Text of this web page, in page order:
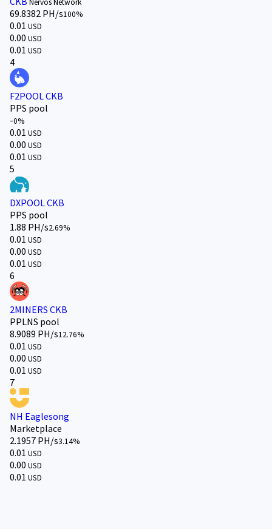
Nervos Network
69.8382 PH/s100%
0.01 USD
0.00 USD
0.01 USD
4
F2POOL CKB
PPS pool
-0%
0.01 USD
0.00 USD
0.01 USD
5
DXPOOL CKB
PPS pool
1.88 PH/s2.69%
0.01 USD
0.00 USD
0.01 USD
6
2MINERS CKB
PPLNS pool
8.9089 PH/s12.76%
0.01 USD
0.00 USD
0.01 USD
7
NH Eaglesong
Marketplace
2.1957 PH/s3.14%
0.01 USD
0.00 USD
0.01 USD